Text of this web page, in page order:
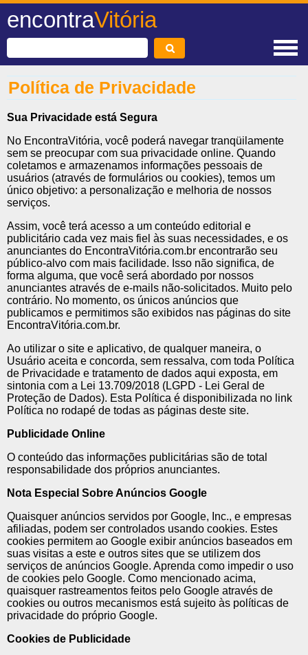
encontraVitória
Política de Privacidade
Sua Privacidade está Segura
No EncontraVitória, você poderá navegar tranqüilamente
sem se preocupar com sua privacidade online. Quando
coletamos e armazenamos informações pessoais de
usuários (através de formulários ou cookies), temos um
único objetivo: a personalização e melhoria de nossos
serviços.
Assim, você terá acesso a um conteúdo editorial e
publicitário cada vez mais fiel às suas necessidades, e os
anunciantes do EncontraVitória.com.br encontrarão seu
público-alvo com mais facilidade. Isso não significa, de
forma alguma, que você será abordado por nossos
anunciantes através de e-mails não-solicitados. Muito pelo
contrário. No momento, os únicos anúncios que
publicamos e permitimos são exibidos nas páginas do site
EncontraVitória.com.br.
Ao utilizar o site e aplicativo, de qualquer maneira, o
Usuário aceita e concorda, sem ressalva, com toda Política
de Privacidade e tratamento de dados aqui exposta, em
sintonia com a Lei 13.709/2018 (LGPD - Lei Geral de
Proteção de Dados). Esta Política é disponibilizada no link
Política no rodapé de todas as páginas deste site.
Publicidade Online
O conteúdo das informações publicitárias são de total
responsabilidade dos próprios anunciantes.
Nota Especial Sobre Anúncios Google
Quaisquer anúncios servidos por Google, Inc., e empresas
afiliadas, podem ser controlados usando cookies. Estes
cookies permitem ao Google exibir anúncios baseados em
suas visitas a este e outros sites que se utilizem dos
serviços de anúncios Google. Aprenda como impedir o uso
de cookies pelo Google. Como mencionado acima,
quaisquer rastreamentos feitos pelo Google através de
cookies ou outros mecanismos está sujeito às políticas de
privacidade do próprio Google.
Cookies de Publicidade